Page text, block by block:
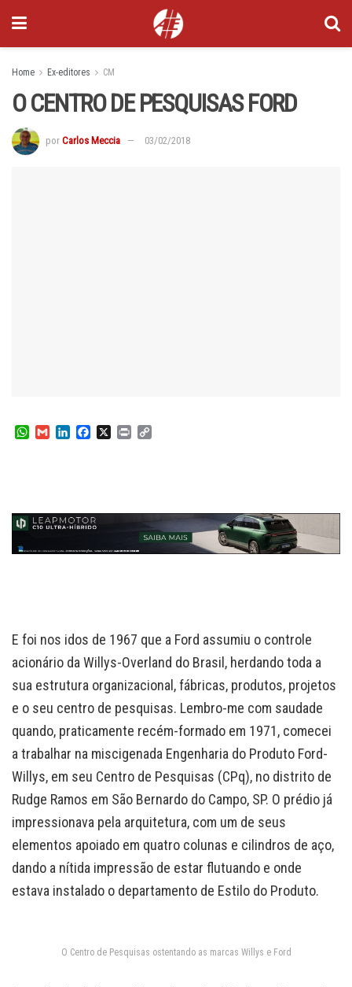
Home Ex-editores CM
O CENTRO DE PESQUISAS FORD
por Carlos Meccia 03/02/2018
W
p
p
G
I
n
o
k
X
P
n
k
E foi nos idos de 1967 que a Ford assumiu o controle
acionário da Willys-Overland do Brasil, herdando toda a
sua estrutura organizacional, fábricas, produtos, projetos
e o seu centro de pesquisas. Lembro-me com saudade
quando, praticamente recém-formado em 1971, comecei
a trabalhar na miscigenada Engenharia do Produto Ford-
Willys, em seu Centro de Pesquisas (CPq), no distrito de
Rudge Ramos em São Bernardo do Campo, SP. O prédio já
impressionava pela arquitetura, com um de seus
elementos apoiado em quatro colunas e cilindros de aço,
dando a nítida impressão de estar flutuando e onde
estava instalado o departamento de Estilo do Produto.
O Centro de Pesquisas ostentando as marcas Willys e Ford